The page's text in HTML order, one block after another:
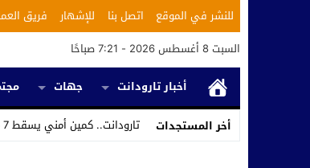
للنشر في الموقع اتصل بنا للإشهار فريق
السبت 8 أغسطس 2026 - 7:21 صباحًا
أخبار تارودانت
جهات
أخر المستجدات
تارودانت.. كمين أمني يسقط 7 مشتبه فيهم ويكشف استغلال محل للحلاقة في ت _